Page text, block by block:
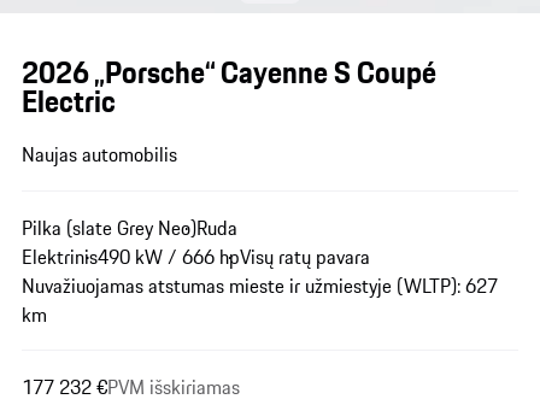
2026 „Porsche“ Cayenne S Coupé
Electric
Naujas automobilis
Pilka (slate Grey Neo)Ruda
Elektrinis490 kW / 666 hpVisų ratų pavara
Nuvažiuojamas atstumas mieste ir užmiestyje (WLTP): 627
km
177 232 €PVM išskiriamas